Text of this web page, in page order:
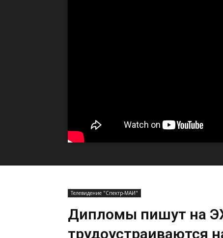
Телевидение "Спектр-МАИ"
Дипломы пишут на
трудоустраиваются